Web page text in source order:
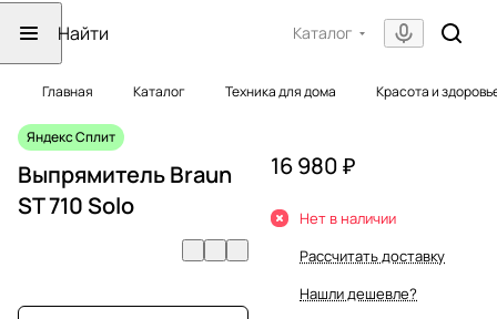
Каталог
Главная Каталог Техника для дома Красота и
Яндекс Сплит
Выпрямитель Braun
ST 710 Solo
16 980 ₽
Нет в наличии
Рассчитать доставку
Нашли дешевле?